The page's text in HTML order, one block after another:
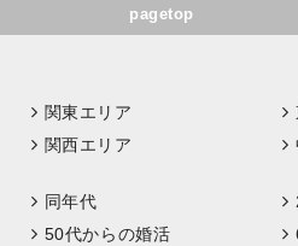
pagetop
関東エリア
関西エリア
同年代
50代からの婚活